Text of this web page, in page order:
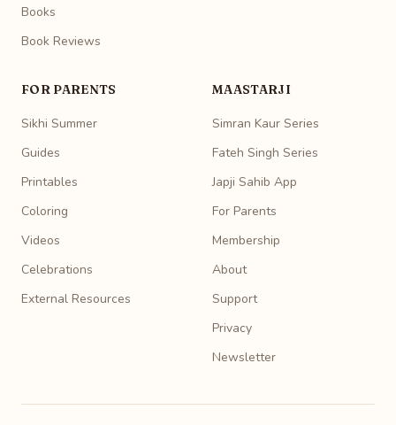
Books
Book Reviews
FOR PARENTS
Sikhi Summer
Guides
Printables
Coloring
Videos
Celebrations
External Resources
MAASTARJI
Simran Kaur Series
Fateh Singh Series
Japji Sahib App
For Parents
Membership
About
Support
Privacy
Newsletter